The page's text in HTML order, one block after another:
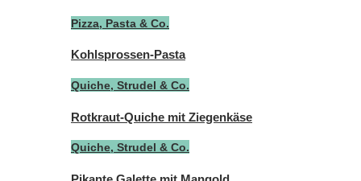
Pizza, Pasta & Co.
Kohlsprossen-Pasta
Quiche, Strudel & Co.
Rotkraut-Quiche mit Ziegenkäse
Quiche, Strudel & Co.